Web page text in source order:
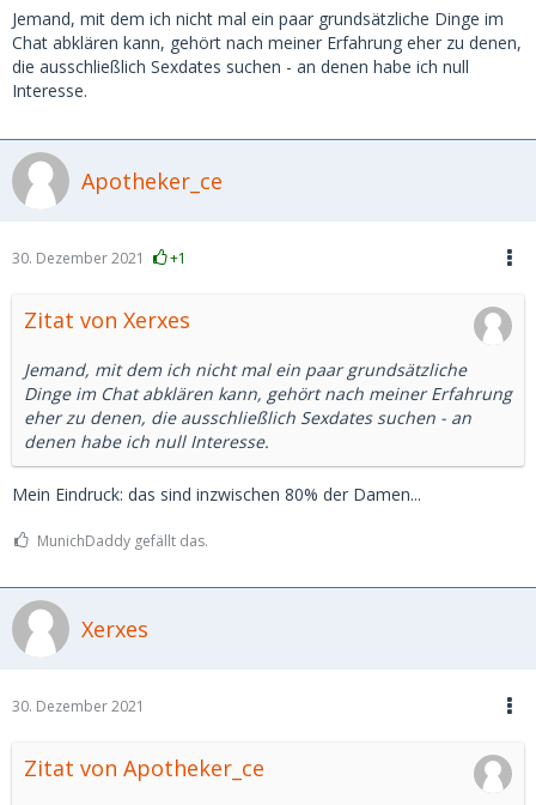
Jemand, mit dem ich nicht mal ein paar grundsätzliche Dinge im
Chat abklären kann, gehört nach meiner Erfahrung eher zu denen,
die ausschließlich Sexdates suchen - an denen habe ich null
Interesse.
Apotheker_ce
30. Dezember 2021 +1
Zitat von Xerxes
Jemand, mit dem ich nicht mal ein paar grundsätzliche
Dinge im Chat abklären kann, gehört nach meiner Erfahrung
eher zu denen, die ausschließlich Sexdates suchen - an
denen habe ich null Interesse.
Mein Eindruck: das sind inzwischen 80% der Damen...
MunichDaddy gefällt das.
Xerxes
30. Dezember 2021
Zitat von Apotheker_ce